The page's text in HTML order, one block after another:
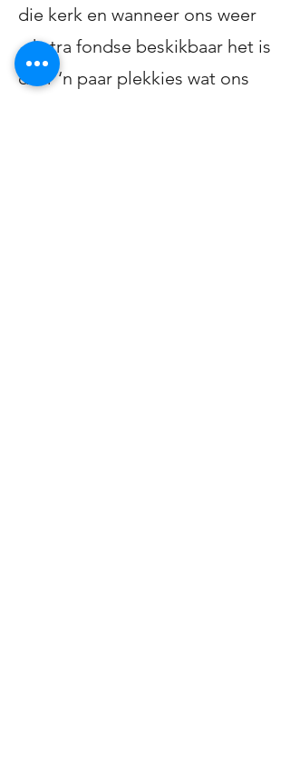
die kerk en wanneer ons weer
ekstra fondse beskikbaar het is
daar ‘n paar plekkies wat ons